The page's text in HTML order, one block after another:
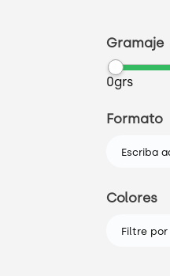
Gramaje
0grs
Formato
Colores